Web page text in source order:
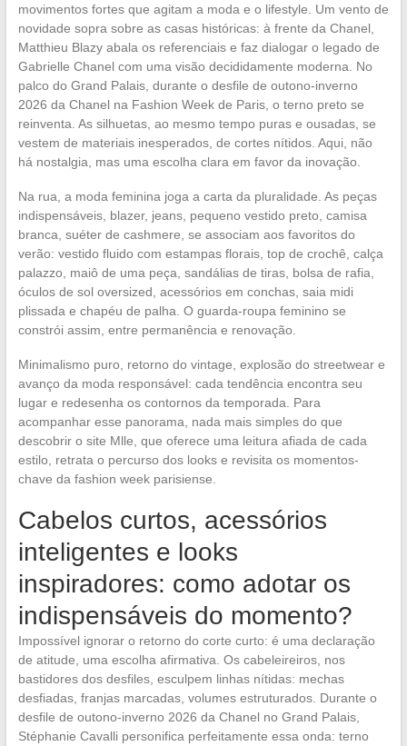
movimentos fortes que agitam a moda e o lifestyle. Um vento de
novidade sopra sobre as casas históricas: à frente da Chanel,
Matthieu Blazy abala os referenciais e faz dialogar o legado de
Gabrielle Chanel com uma visão decididamente moderna. No
palco do Grand Palais, durante o desfile de outono-inverno
2026 da Chanel na Fashion Week de Paris, o terno preto se
reinventa. As silhuetas, ao mesmo tempo puras e ousadas, se
vestem de materiais inesperados, de cortes nítidos. Aqui, não
há nostalgia, mas uma escolha clara em favor da inovação.
Na rua, a moda feminina joga a carta da pluralidade. As peças
indispensáveis, blazer, jeans, pequeno vestido preto, camisa
branca, suéter de cashmere, se associam aos favoritos do
verão: vestido fluido com estampas florais, top de crochê, calça
palazzo, maiô de uma peça, sandálias de tiras, bolsa de rafia,
óculos de sol oversized, acessórios em conchas, saia midi
plissada e chapéu de palha. O guarda-roupa feminino se
constrói assim, entre permanência e renovação.
Minimalismo puro, retorno do vintage, explosão do streetwear e
avanço da moda responsável: cada tendência encontra seu
lugar e redesenha os contornos da temporada. Para
acompanhar esse panorama, nada mais simples do que
descobrir o site Mlle, que oferece uma leitura afiada de cada
estilo, retrata o percurso dos looks e revisita os momentos-
chave da fashion week parisiense.
Cabelos curtos, acessórios
inteligentes e looks
inspiradores: como adotar os
indispensáveis do momento?
Impossível ignorar o retorno do corte curto: é uma declaração
de atitude, uma escolha afirmativa. Os cabeleireiros, nos
bastidores dos desfiles, esculpem linhas nítidas: mechas
desfiadas, franjas marcadas, volumes estruturados. Durante o
desfile de outono-inverno 2026 da Chanel no Grand Palais,
Stéphanie Cavalli personifica perfeitamente essa onda: terno